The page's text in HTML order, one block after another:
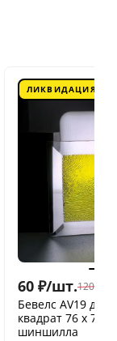
ЛИКВИДАЦИЯ
60 ₽/шт.120
Бевелс AV19
квадрат 76 х 76
шиншилла